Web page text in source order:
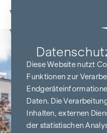
Zum Inhalt springen
Diese Website nutzt
Funktionen zur
Daten. Die
Inhalten, externen
der statistischen